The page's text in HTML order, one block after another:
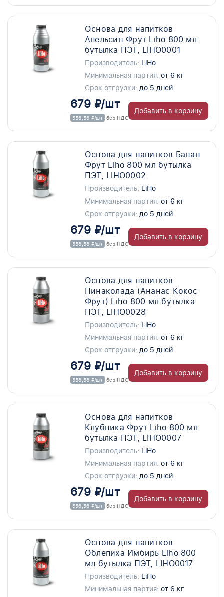
Основа для напитков
Апельсин Фрут Liho 800 мл
бутылка ПЭТ, LIHO0001
Производитель: LiHo
Минимальная партия: от 6 кг
Срок отгрузки: до 5 дней
679 ₽/шт
556,56 ₽/шт без НДС
Добавить в корзину
Основа для напитков Банан
Фрут Liho 800 мл бутылка
ПЭТ, LIHO0002
Производитель: LiHo
Минимальная партия: от 6 кг
Срок отгрузки: до 5 дней
679 ₽/шт
556,56 ₽/шт без НДС
Добавить в корзину
Основа для напитков
Пинаколада (Ананас Кокос
Фрут) Liho 800 мл бутылка
ПЭТ, LIHO0028
Производитель: LiHo
Минимальная партия: от 6 кг
Срок отгрузки: до 5 дней
679 ₽/шт
556,56 ₽/шт без НДС
Добавить в корзину
Основа для напитков
Клубника Фрут Liho 800 мл
бутылка ПЭТ, LIHO0007
Производитель: LiHo
Минимальная партия: от 6 кг
Срок отгрузки: до 5 дней
679 ₽/шт
556,56 ₽/шт без НДС
Добавить в корзину
Основа для напитков
Облепиха Имбирь Liho 800
мл бутылка ПЭТ, LIHO0017
Производитель: LiHo
Минимальная партия: от 6 кг